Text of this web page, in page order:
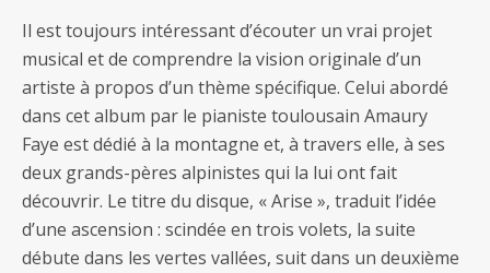
Il est toujours intéressant d’écouter un vrai projet
musical et de comprendre la vision originale d’un
artiste à propos d’un thème spécifique. Celui abordé
dans cet album par le pianiste toulousain Amaury
Faye est dédié à la montagne et, à travers elle, à ses
deux grands-pères alpinistes qui la lui ont fait
découvrir. Le titre du disque, « Arise », traduit l’idée
d’une ascension : scindée en trois volets, la suite
débute dans les vertes vallées, suit dans un deuxième